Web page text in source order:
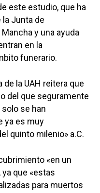
este estudio, que ha
Junta de
y una ayuda
en la
funerario.
la UAH reitera que
del que seguramente
se han
ya es muy
quinto milenio» a.C.
«en un
que «estas
para muertos
Castilla-La
Toledo
Ciudad Real
Albacete
Guadalajara
Talavera
Sanidad
Economía
Educación
Cultura
Deportes